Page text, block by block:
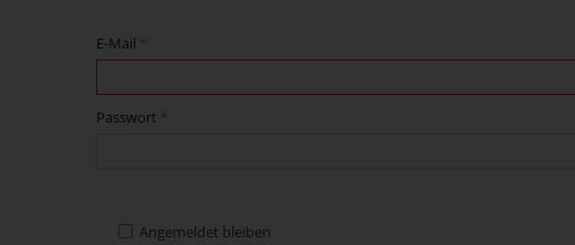
E-Mail
Passwort
Angemeldet bleiben